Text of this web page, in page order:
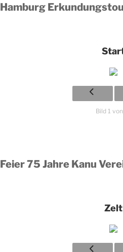
Hamburg
Bild 1
Feier 75 Jahre Kanu
Zelt